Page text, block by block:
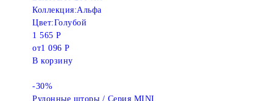
Коллекция:Альфа
Цвет:Голубой
1 565 Р
от1 096 Р
В корзину
-30%
Рулонные шторы / Серия MINI